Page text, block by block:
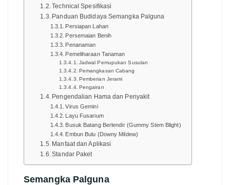
Technical Spesifikasi
Panduan Budidaya Semangka Palguna
Persiapan Lahan
Persemaian Benih
Penanaman
Pemeliharaan Tanaman
Jadwal Pemupukan Susulan
Pemangkasan Cabang
Pemberian Jerami
Pengairan
Pengendalian Hama dan Penyakit
Virus Gemini
Layu Fusarium
Busuk Batang Berlendir (Gummy Stem Blight)
Embun Bulu (Downy Mildew)
Manfaat dan Aplikasi
Standar Paket
Semangka Palguna